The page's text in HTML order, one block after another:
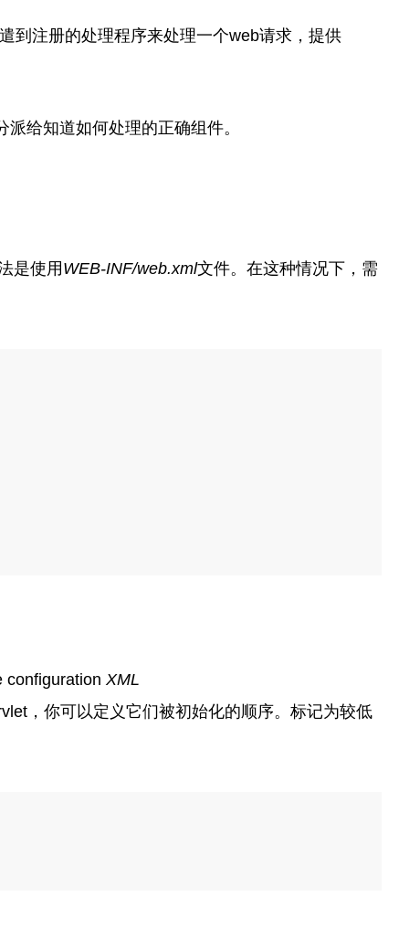
到注册的处理程序来处理一个web请求，提供
派给知道如何处理的正确组件。
是使用 WEB-INF/web.xml文件。在这种情况下，需
configuration XML
，你可以定义它们被初始化的顺序。标记为较低